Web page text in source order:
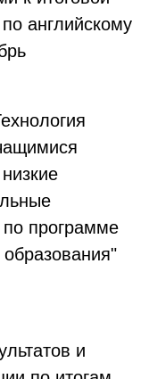
английскому
по программе
образования"
и